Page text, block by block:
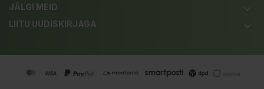
JÄLGI MEID keyboard_arrow_down
LIITU UUDISKIRJAGA keyboard_arrow_down